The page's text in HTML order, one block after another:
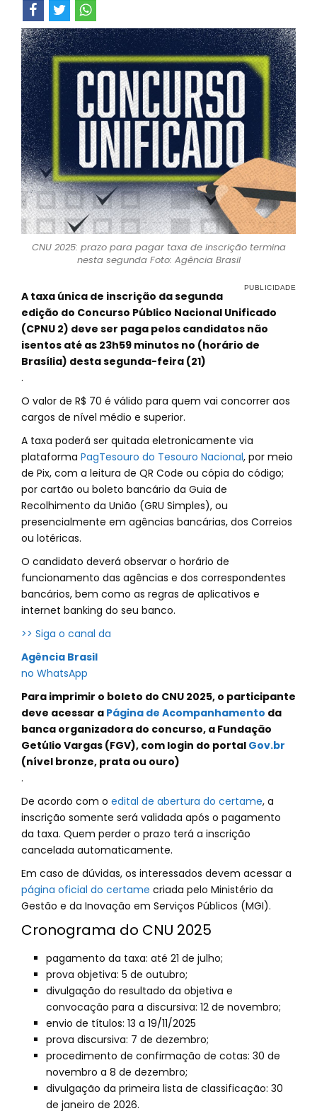
CNU 2025: prazo para pagar taxa de inscrição termina
nesta segunda Foto: Agência Brasil
A taxa única de inscrição da segunda
edição do Concurso Público Nacional Unificado
(CPNU 2) deve ser paga pelos candidatos não
isentos até as 23h59 minutos no (horário de
Brasília) desta segunda-feira (21)
.
O valor de R$ 70 é válido para quem vai concorrer aos
cargos de nível médio e superior.
A taxa poderá ser quitada eletronicamente via
plataforma PagTesouro do Tesouro Nacional, por meio
de Pix, com a leitura de QR Code ou cópia do código;
por cartão ou boleto bancário da Guia de
Recolhimento da União (GRU Simples), ou
presencialmente em agências bancárias, dos Correios
ou lotéricas.
O candidato deverá observar o horário de
funcionamento das agências e dos correspondentes
bancários, bem como as regras de aplicativos e
internet banking do seu banco.
>> Siga o canal da
Agência Brasil
no WhatsApp
Para imprimir o boleto do CNU 2025, o participante
deve acessar a Página de Acompanhamento da
banca organizadora do concurso, a Fundação
Getúlio Vargas (FGV), com login do portal Gov.br
(nível bronze, prata ou ouro)
.
De acordo com o edital de abertura do certame, a
inscrição somente será validada após o pagamento
da taxa. Quem perder o prazo terá a inscrição
cancelada automaticamente.
Em caso de dúvidas, os interessados devem acessar a
página oficial do certame criada pelo Ministério da
Gestão e da Inovação em Serviços Públicos (MGI).
Cronograma do CNU 2025
pagamento da taxa: até 21 de julho;
prova objetiva: 5 de outubro;
divulgação do resultado da objetiva e
convocação para a discursiva: 12 de novembro;
envio de títulos: 13 a 19/11/2025
prova discursiva: 7 de dezembro;
procedimento de confirmação de cotas: 30 de
novembro a 8 de dezembro;
divulgação da primeira lista de classificação: 30
de janeiro de 2026.